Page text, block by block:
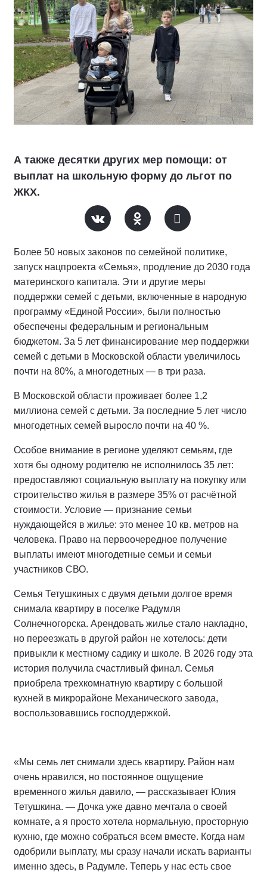
А также десятки других мер помощи: от
выплат на школьную форму до льгот по
ЖКХ.
Более 50 новых законов по семейной политике,
запуск нацпроекта «Семья», продление до 2030 года
материнского капитала. Эти и другие меры
поддержки семей с детьми, включенные в народную
программу «Единой России», были полностью
обеспечены федеральным и региональным
бюджетом. За 5 лет финансирование мер поддержки
семей с детьми в Московской области увеличилось
почти на 80%, а многодетных — в три раза.
В Московской области проживает более 1,2
миллиона семей с детьми. За последние 5 лет число
многодетных семей выросло почти на 40 %.
Особое внимание в регионе уделяют семьям, где
хотя бы одному родителю не исполнилось 35 лет:
предоставляют социальную выплату на покупку или
строительство жилья в размере 35% от расчётной
стоимости. Условие — признание семьи
нуждающейся в жилье: это менее 10 кв. метров на
человека. Право на первоочередное получение
выплаты имеют многодетные семьи и семьи
участников СВО.
Семья Тетушкиных с двумя детьми долгое время
снимала квартиру в поселке Радумля
Солнечногорска. Арендовать жилье стало накладно,
но переезжать в другой район не хотелось: дети
привыкли к местному садику и школе. В 2026 году эта
история получила счастливый финал. Семья
приобрела трехкомнатную квартиру с большой
кухней в микрорайоне Механического завода,
воспользовавшись господдержкой.
«Мы семь лет снимали здесь квартиру. Район нам
очень нравился, но постоянное ощущение
временного жилья давило, — рассказывает Юлия
Тетушкина. — Дочка уже давно мечтала о своей
комнате, а я просто хотела нормальную, просторную
кухню, где можно собраться всем вместе. Когда нам
одобрили выплату, мы сразу начали искать варианты
именно здесь, в Радумле. Теперь у нас есть свое